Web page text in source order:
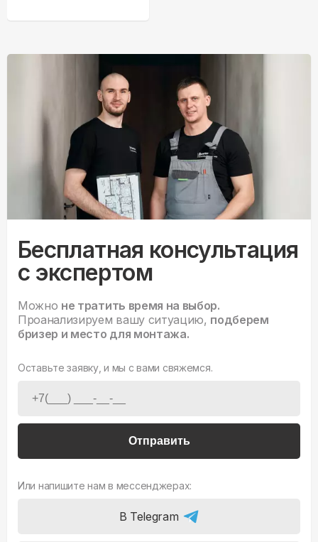
Бесплатная консультация
с экспертом
Можно не тратить время на выбор.
Проанализируем вашу ситуацию, подберем
бризер и место для монтажа.
Оставьте заявку, и мы с вами свяжемся.
Отправить
Или напишите нам в мессенджерах:
В Telegram